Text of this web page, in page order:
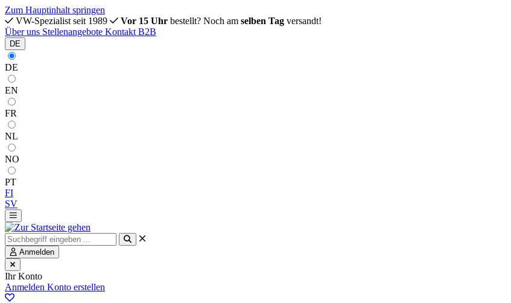
Zum Hauptinhalt springen
VW-Spezialist seit 1989
Vor 15 Uhr bestellt? Noch am selben Tag versandt!
Über uns Stellenangebote Kontakt B2B
DE
DE
EN
FR
NL
NO
PT
FI
SV
Anmelden
Ihr Konto
Anmelden Konto erstellen